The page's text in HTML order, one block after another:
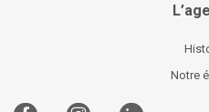
Notre